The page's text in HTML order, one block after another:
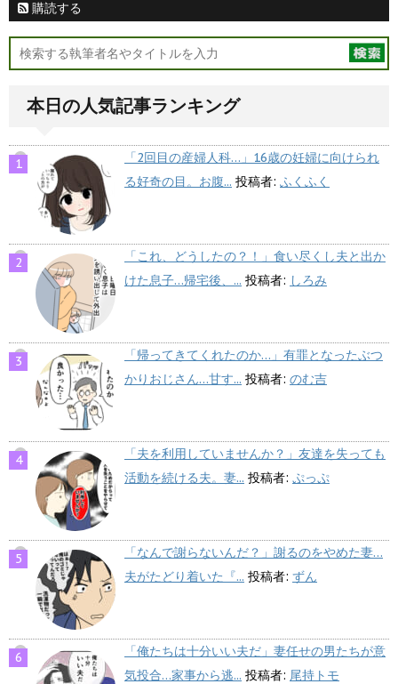
購読する
本日の人気記事ランキング
「2回目の産婦人科…」16歳の妊婦に向けられ
る好奇の目。お腹... 投稿者: ふくふく
「これ、どうしたの？！」食い尽くし夫と出か
けた息子…帰宅後、... 投稿者: しろみ
「帰ってきてくれたのか…」有罪となったぶつ
かりおじさん…甘す... 投稿者: のむ吉
「夫を利用していませんか？」友達を失っても
活動を続ける夫。妻... 投稿者: ぷっぷ
「なんで謝らないんだ？」謝るのをやめた妻…
夫がたどり着いた『... 投稿者: ずん
「俺たちは十分いい夫だ」妻任せの男たちが意
気投合…家事から逃... 投稿者: 尾持トモ